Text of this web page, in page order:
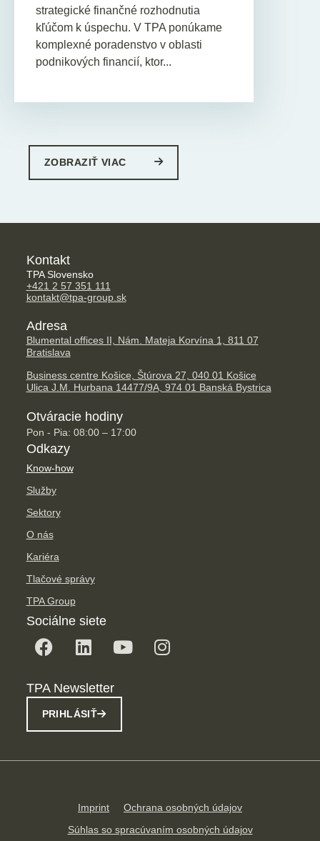
strategické finančné rozhodnutia
kľúčom k úspechu. V TPA ponúkame
komplexné poradenstvo v oblasti
podnikových financií, ktor...
ZOBRAZIŤ VIAC
Kontakt
TPA Slovensko
+421 2 57 351 111
kontakt@tpa-group.sk
Adresa
Blumental offices II, Nám. Mateja Korvína 1, 811 07
Bratislava
Business centre Košice, Štúrova 27, 040 01 Košice
Ulica J.M. Hurbana 14477/9A, 974 01 Banská Bystrica
Otváracie hodiny
Pon - Pia: 08:00 – 17:00
Odkazy
Know-how
Služby
Sektory
O nás
Kariéra
Tlačové správy
TPA Group
Sociálne siete
TPA Newsletter
PRIHLÁSIŤ
Imprint
Ochrana osobných údajov
Súhlas so spracúvaním osobných údajov